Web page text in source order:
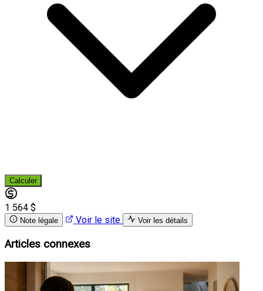
Calculer
1 564 $
Note légale Voir le site Voir les détails
Articles connexes